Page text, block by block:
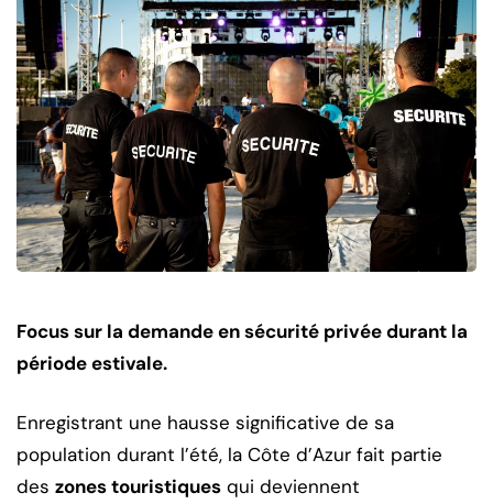
Focus sur la demande en sécurité privée durant la
période estivale.
Enregistrant une hausse significative de sa
population durant l’été, la Côte d’Azur fait partie
des zones touristiques qui deviennent